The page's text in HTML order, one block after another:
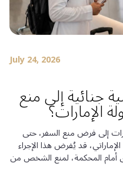
July 24, 2026
إلى منعالإمارات؟
إلى فرض منع السفر، حتى
قد يُفرض هذا الإجراء
أمام المحكمة، لمنع الشخص من